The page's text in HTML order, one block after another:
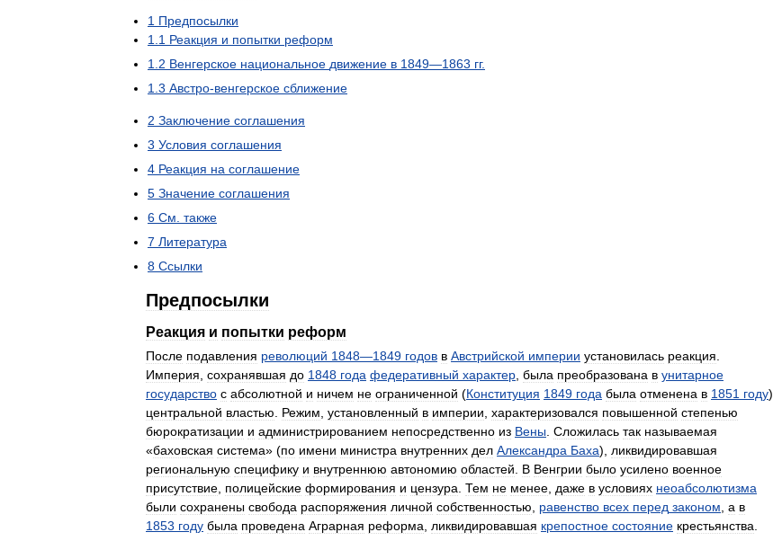
1 Предпосылки
1 1 Реакция и попытки реформ
1 2 Венгерское национальное движение в 1849—1863 гг.
1 3 Австро-венгерское сближение
2 Заключение соглашения
3 Условия соглашения
4 Реакция на соглашение
5 Значение соглашения
6 См также
7 Литература
8 Ссылки
Предпосылки
Реакция и попытки реформ
После подавления революций 1848—1849 годов в Австрийской империи установилась реакция
Империя сохранявшая до 1848 года федеративный характер была преобразована в унитарное
государство с абсолютной и ничем не ограниченной (Конституция 1849 года была отменена в 1851 году)
центральной властью Режим установленный в империи характеризовался повышенной степенью
бюрократизации и администрированием непосредственно из Вены Сложилась так называемая
«баховская система» (по имени министра внутренних дел Александра Баха), ликвидировавшая
региональную специфику и внутреннюю автономию областей В Венгрии было усилено военное
присутствие полицейские формирования и цензура Тем не менее даже в условиях неоабсолютизма
были сохранены свобода распоряжения личной собственностью равенство всех перед законом а в
1853 году была проведена Аграрная реформа ликвидировавшая крепостное состояние крестьянства